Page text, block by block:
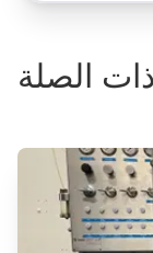
الصلة